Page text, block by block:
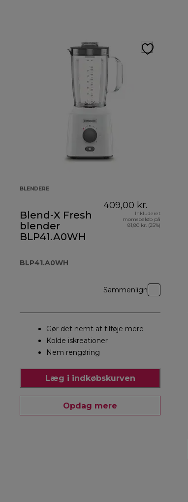
BLENDERE
Blend-X Fresh
blender
BLP41.A0WH
BLP41.A0WH
409,00 kr.
Inkluderet
momsbeløb på
81,80 kr. (25%)
Sammenlign
Gør det nemt at tilføje mere
Kolde iskreationer
Nem rengøring
Læg i indkøbskurven
Opdag mere